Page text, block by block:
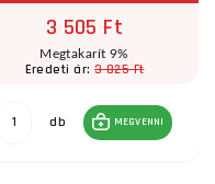
3 505 Ft
Megtakarít 9%
Eredeti ár:3 825 Ft
db MEGVENNI